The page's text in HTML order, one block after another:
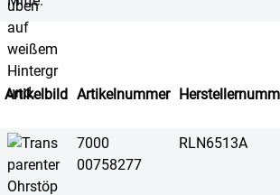
Artikelbild Artikelnummer
7000
00758277
RLN6513A